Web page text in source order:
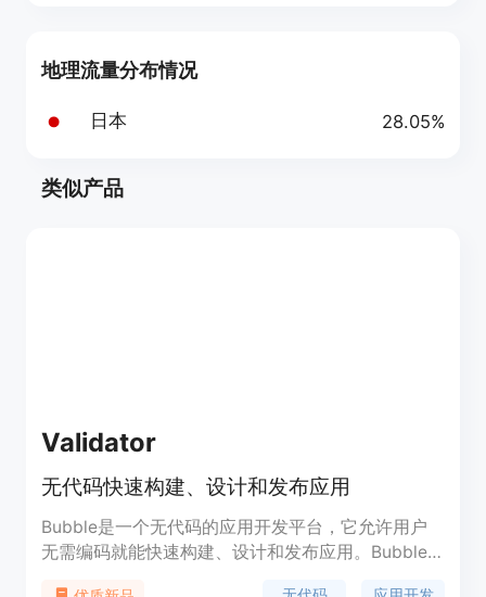
地理流量分布情况
日本 28.05%
类似产品
Validator
无代码快速构建、设计和发布应用
Bubble是一个无代码的应用开发平台，它允许用户
无需编码就能快速构建、设计和发布应用。Bubble